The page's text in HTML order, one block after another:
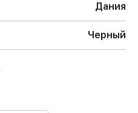
Дания
Черный